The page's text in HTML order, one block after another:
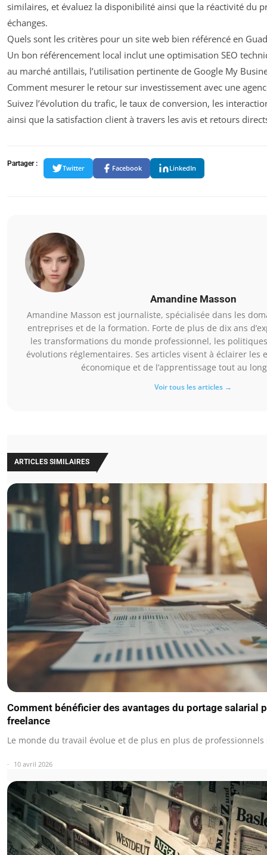
similaires, et évaluez la disponibilité ainsi que la réactivité du
échanges.
Quels sont les critères pour un site web bien référencé en
Un bon référencement local inclut une optimisation SEO
au marché antillais, l’utilisation pertinente de Google My
Comment mesurer le retour sur investissement avec une
Suivez l’évolution du trafic, le taux de conversion, les
ainsi que la satisfaction client à travers les avis et retours
Partager :
Twitter Facebook LinkedIn
Amandine Masson
Amandine Masson est journaliste, spécialisée dans les
entreprises et de la formation. Forte de plus de dix ans
les transformations du monde professionnel, les
évolutions réglementaires. Ses articles visent à éclairer les
économique et de l’apprentissage tout au
Voir tous les articles →
ARTICLES SIMILAIRES
Comment bénéficier des avantages du portage salarial
freelance
Le monde du travail évolue et de plus en plus de
10 avril 2026